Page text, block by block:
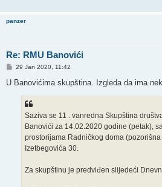
panzer
Re: RMU Banovići
P
s
29 Jan 2020, 11:42
U Banovićima skupština. Izgleda da ima
Saziva se 11 . vanredna Skupština
Banovići za 14.02.2020 godine (petak),
prostorijama Radničkog doma
Izetbegovića 30.
Za skupštinu je predviđen slijedeći